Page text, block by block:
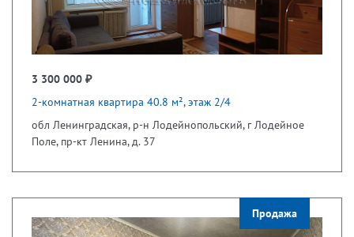
3 300 000 ₽
2-комнатная квартира 40.8 м², этаж 2/4
обл Ленинградская, р-н Лодейнопольский, г Лодейное
Поле, пр-кт Ленина, д. 37
Продажа